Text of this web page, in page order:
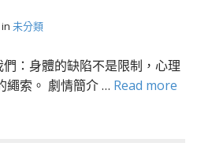
in 未分類
：身體的缺陷不是限制，心理
繩索。 劇情簡介 … Read more